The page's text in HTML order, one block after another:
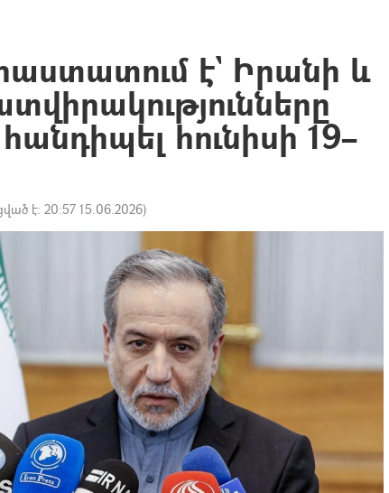
է` Իրանի և
հունիսի 19–
է: 20:57 15.06.2026)